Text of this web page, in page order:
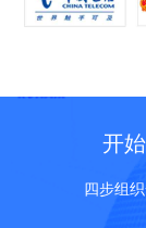
开
四步组